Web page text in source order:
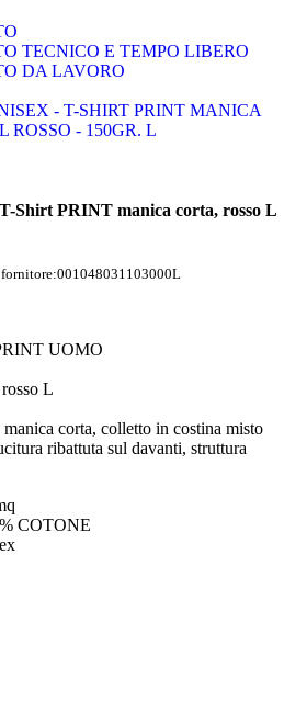
TECNICO E TEMPO LIBERO
DA LAVORO
- T-SHIRT PRINT MANICA
ROSSO - 150GR. L
Shirt PRINT manica corta, rosso L
001048031103000L
UOMO
L
corta, colletto in costina misto
ribattuta sul davanti, struttura
COTONE